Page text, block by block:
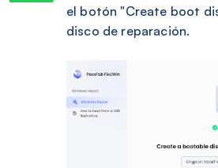
el botón "Create boot
disco de reparación.